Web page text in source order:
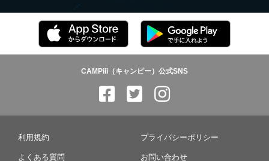
CAMPiii（キャンピー）公式SNS
利用規約 プライバシーポリシー
よくある質問 お問い合わせ